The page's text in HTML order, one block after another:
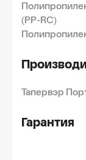
(PP-RC)
Тапервэр
Гарантия